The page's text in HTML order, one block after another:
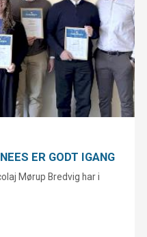
ER GODT IGANG
Mørup Bredvig har i